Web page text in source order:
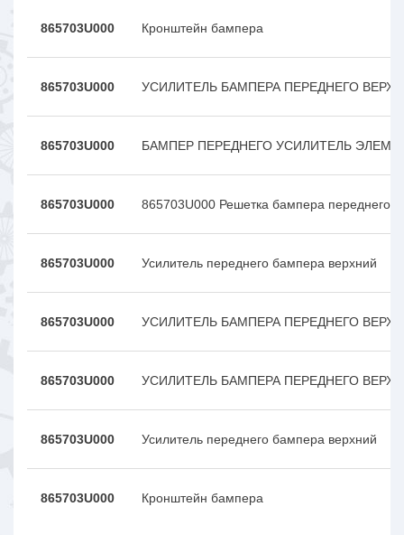
865703U000 Кронштейн бампера
865703U000 УСИЛИТЕЛЬ БАМПЕРА ПЕРЕДНЕГО
865703U000 БАМПЕР ПЕРЕДНЕГО УСИЛИТЕЛЬ
865703U000 865703U000 Решетка бампера переднего
865703U000 Усилитель переднего бампера верхний
865703U000 УСИЛИТЕЛЬ БАМПЕРА ПЕРЕДНЕГО
865703U000 УСИЛИТЕЛЬ БАМПЕРА ПЕРЕДНЕГО
865703U000 Усилитель переднего бампера верхний
865703U000 Кронштейн бампера